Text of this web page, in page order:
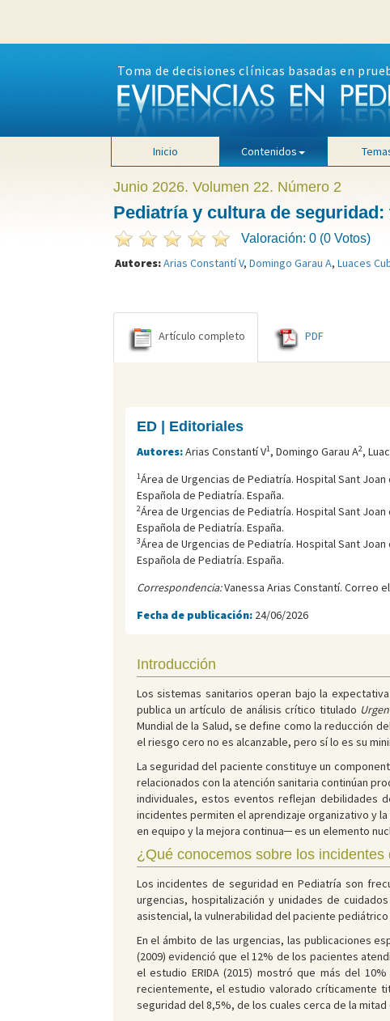
Toma de decisiones clínicas basadas en
Inicio Contenidos
Junio 2026. Volumen 22. Número 2
Pediatría y cultura de
Valoración: 0 (0 Votos)
Autores:Arias Constantí V, Domingo Garau A, Luaces
Artículo completo PDF
ED | Editoriales
Autores:Arias Constantí V1, Domingo Garau A2,
1Área de Urgencias de Pediatría. Hospital Sant
Española de Pediatría. España.
2Área de Urgencias de Pediatría. Hospital Sant
Española de Pediatría. España.
3Área de Urgencias de Pediatría. Hospital Sant
Española de Pediatría. España.
Correspondencia:Vanessa Arias Constantí. Correo
Fecha de publicación: 24/06/2026
Introducción
Los sistemas sanitarios operan bajo la
publica un artículo de análisis crítico titulado
Mundial de la Salud, se define como la reducción
el riesgo cero no es alcanzable, pero sí lo es su
La seguridad del paciente constituye un
relacionados con la atención sanitaria continúan
individuales, estos eventos reflejan debilidades
incidentes permiten el aprendizaje organizativo y
en equipo y la mejora continua─ es un elemento
¿Qué conocemos sobre los
Los incidentes de seguridad en Pediatría son
urgencias, hospitalización y unidades de
asistencial, la vulnerabilidad del paciente
En el ámbito de las urgencias, las publicaciones
(2009) evidenció que el 12% de los pacientes
el estudio ERIDA (2015) mostró que más del
recientemente, el estudio valorado críticamente
seguridad del 8,5%, de los cuales cerca de la